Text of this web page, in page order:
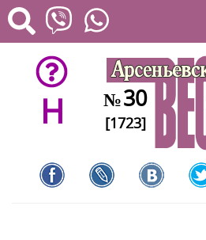
H №30
[1723]